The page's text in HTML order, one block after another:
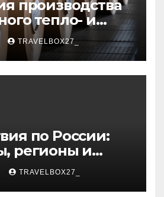
производства
тепло- и
TRAVELBOX27_
по России:
регионы и
поездок
TRAVELBOX27_